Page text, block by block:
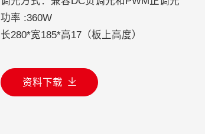
功率 :360W
长280*宽185*高17（板上高度）
资料下载